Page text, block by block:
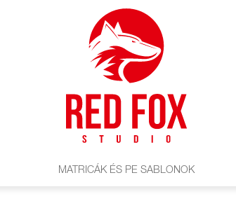
MATRICÁK ÉS PE SABLONOK